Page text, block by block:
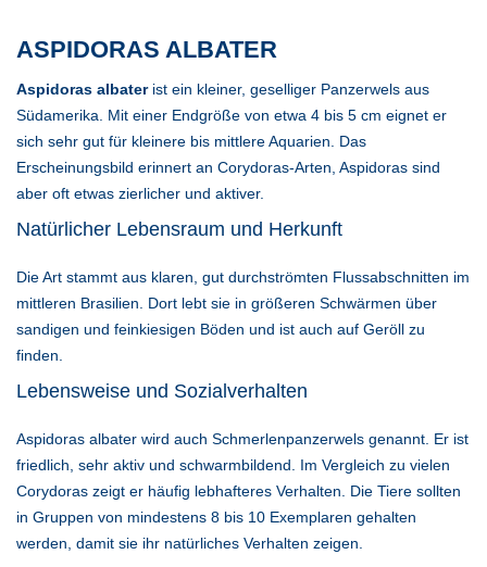
ASPIDORAS ALBATER
Aspidoras albaterist ein kleiner, geselliger Panzerwels aus
Südamerika. Mit einer Endgröße von etwa 4 bis 5 cm eignet er
sich sehr gut für kleinere bis mittlere Aquarien. Das
Erscheinungsbild erinnert an Corydoras-Arten, Aspidoras sind
aber oft etwas zierlicher und aktiver.
Natürlicher Lebensraum und Herkunft
Die Art stammt aus klaren, gut durchströmten Flussabschnitten im
mittleren Brasilien. Dort lebt sie in größeren Schwärmen über
sandigen und feinkiesigen Böden und ist auch auf Geröll zu
finden.
Lebensweise und Sozialverhalten
Aspidoras albater wird auch Schmerlenpanzerwels genannt. Er ist
friedlich, sehr aktiv und schwarmbildend. Im Vergleich zu vielen
Corydoras zeigt er häufig lebhafteres Verhalten. Die Tiere sollten
in Gruppen von mindestens 8 bis 10 Exemplaren gehalten
werden, damit sie ihr natürliches Verhalten zeigen.